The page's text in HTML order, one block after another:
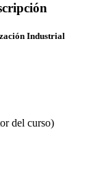
Industrial
del curso)